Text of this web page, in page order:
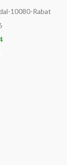
10080-Rabat